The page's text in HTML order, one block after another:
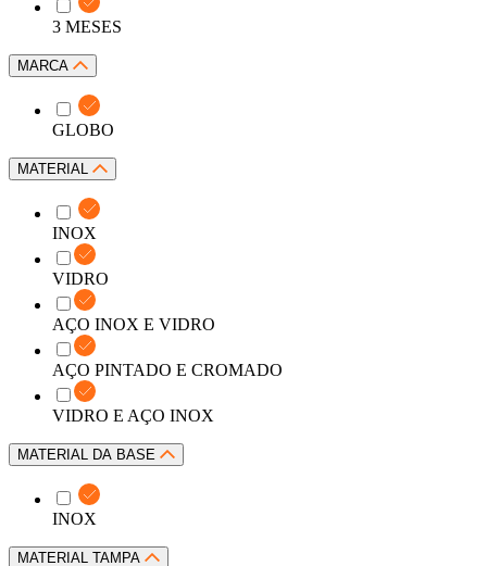
3 MESES
MARCA
GLOBO
MATERIAL
INOX
VIDRO
AÇO INOX E VIDRO
AÇO PINTADO E CROMADO
VIDRO E AÇO INOX
MATERIAL DA BASE
INOX
MATERIAL TAMPA